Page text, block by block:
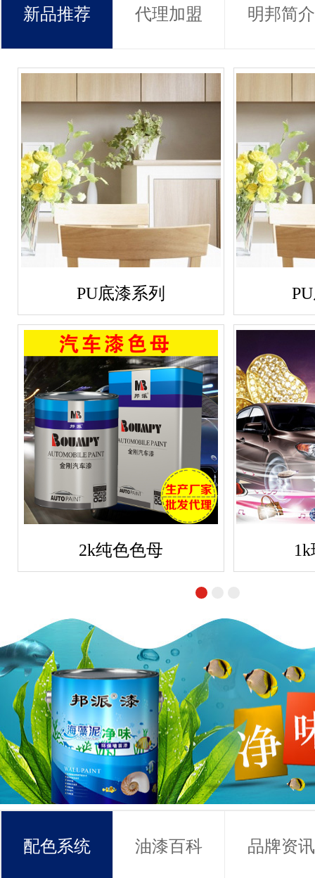
新品推荐 代理加盟 明邦简介
PU底漆系列
2k纯色色母
配色系统 油漆百科 品牌资讯